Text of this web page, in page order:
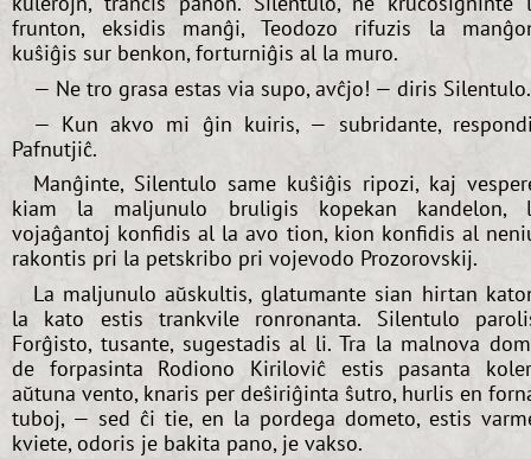
frunton, eksidis manĝi, Teodozo rifuzis la
kuŝiĝis sur benkon, forturniĝis al la muro.
— Ne tro grasa estas via supo, avĉjo! — diris Silentulo.
— Kun akvo mi ĝin kuiris, — subridante,
Pafnutjiĉ.
Manĝinte, Silentulo same kuŝiĝis ripozi, kaj
kiam la maljunulo bruligis kopekan kandelon,
vojaĝantoj konfidis al la avo tion, kion konfidis al
rakontis pri la petskribo pri vojevodo Prozorovskij.
La maljunulo aŭskultis, glatumante sian hirtan
la kato estis trankvile ronronanta. Silentulo
Forĝisto, tusante, sugestadis al li. Tra la malnova
de forpasinta Rodiono Kiriloviĉ estis pasanta
aŭtuna vento, knaris per deŝiriĝinta ŝutro, hurlis en
tuboj, — sed ĉi tie, en la pordega dometo, estis
kviete, odoris je bakita pano, je vakso.